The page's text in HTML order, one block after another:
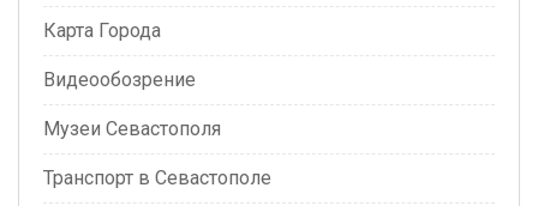
Карта Города
Видеообозрение
Музеи Севастополя
Транспорт в Севастополе